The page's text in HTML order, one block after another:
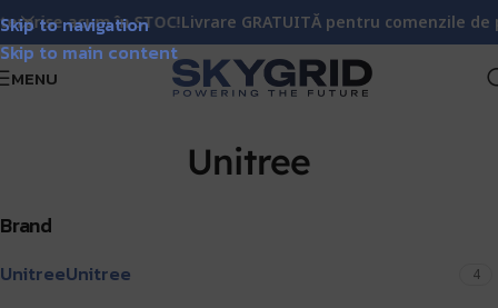
Skip to navigation
Skip to main content
acum în STOC!Livrare GRATUITĂ pentru comenzile de
MENU
Unitree
Brand
UnitreeUnitree 4